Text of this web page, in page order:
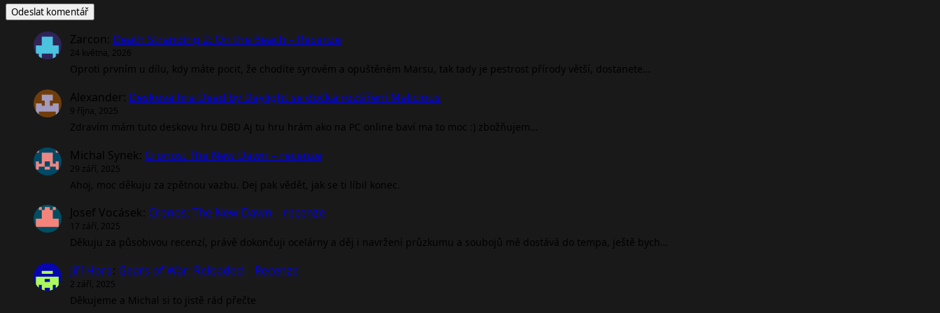
Zarcon: Death Stranding 2: On the Beach – Recenze
24 května, 2026
Oproti prvním u dílu, kdy máte pocit, že chodíte syrovém a opuštěném Marsu, tak tady je pestrost přírody větší, dostanete…
Alexander: Desková hra Dead by Daylight se dočká rozšíření Malicious
9 října, 2025
Zdravím mám tuto deskovu hru DBD Aj tu hru hrám ako na PC online baví ma to moc :) zbožňujem…
Michal Synek: Cronos: The New Dawn – recenze
29 září, 2025
Ahoj, moc děkuju za zpětnou vazbu. Dej pak vědět, jak se ti líbil konec.
Josef Vocásek: Cronos: The New Dawn – recenze
17 září, 2025
Děkuju za působivou recenzí, právě dokončuji ocelárny a děj i navržení průzkumu a soubojů mě dostává do tempa, ještě bych…
Jiří Hora: Gears of War: Reloaded – Recenze
2 září, 2025
Děkujeme a Michal si to jistě rád přečte